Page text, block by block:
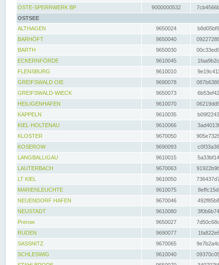
OSTE-SPERRWERK BP
9000000532
OSTSEE
ALTHAGEN
9650024
BARHÖFT
9650040
BARTH
9650030
ECKERNFÖRDE
9610045
FLENSBURG
9610010
GREIFSWALD OIE
9690078
GREIFSWALD-WIECK
9650073
HEILIGENHAFEN
9610070
KAPPELN
9610035
KIEL-HOLTENAU
9610066
KLOSTER
9670050
KOSEROW
9690093
LANGBALLIGAU
9610015
LAUTERBACH
9670063
LT KIEL
9610050
MARIENLEUCHTE
9610075
NEUENDORF HAFEN
9670046
NEUSTADT
9610080
Prerow
9650027
RUDEN
9690077
SASSNITZ
9670065
SCHLESWIG
9610040